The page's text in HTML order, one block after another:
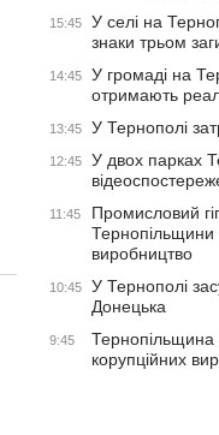
15:45
У селі на
знаки трьом
14:45
У громаді на
отримають
13:45 У Тернополі
12:45
У двох парках
11:45
Промисловий
Тернопільщини
виробництво
10:45
У Тернополі
Донецька
9:45
Тернопільщина
корупційних